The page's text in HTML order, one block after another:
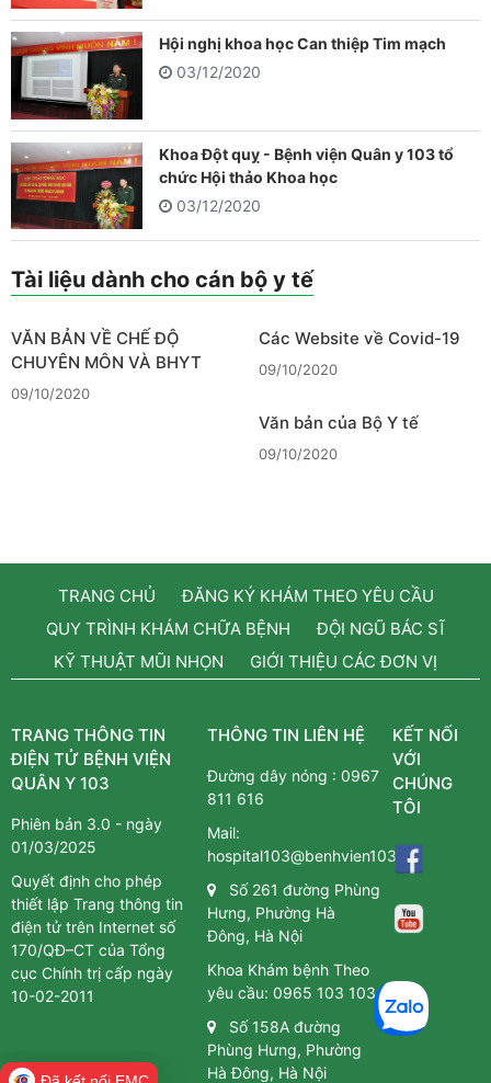
Hội nghị khoa học Can thiệp Tim mạch
03/12/2020
Khoa Đột quỵ - Bệnh viện Quân y 103 tổ
chức Hội thảo Khoa học
03/12/2020
Tài liệu dành cho cán bộ y tế
VĂN BẢN VỀ CHẾ ĐỘ
CHUYÊN MÔN VÀ BHYT
09/10/2020
Các Website về Covid-19
09/10/2020
Văn bản của Bộ Y tế
09/10/2020
TRANG CHỦ
ĐĂNG KÝ KHÁM THEO YÊU CẦU
QUY TRÌNH KHÁM CHỮA BỆNH
ĐỘI NGŨ BÁC SĨ
KỸ THUẬT MŨI NHỌN
GIỚI THIỆU CÁC ĐƠN VỊ
TRANG THÔNG TIN
ĐIỆN TỬ BỆNH VIỆN
QUÂN Y 103
Phiên bản 3.0 - ngày
01/03/2025
Quyết định cho phép
thiết lập Trang thông tin
điện tử trên Internet số
170/QĐ–CT của Tổng
cục Chính trị cấp ngày
10-02-2011
THÔNG TIN LIÊN HỆ
Đường dây nóng :0967
811 616
Mail:
hospital103@benhvien103.vn
Số 261 đường Phùng
Hưng, Phường Hà
Đông, Hà Nội
Khoa Khám bệnh Theo
yêu cầu:0965 103 103
Số 158A đường
Phùng Hưng, Phường
Hà Đông, Hà Nội
KẾT NỐI
VỚI
CHÚNG
TÔI